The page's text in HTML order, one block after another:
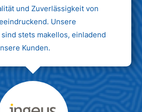
und Zuverlässigkeit von
Unsere
stets makellos, einladend
Kunden.